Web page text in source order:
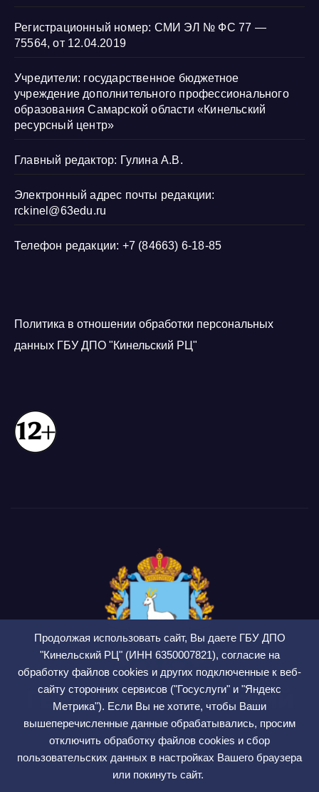
Продолжая использовать сайт, Вы даете ГБУ ДПО
"Кинельский РЦ" (ИНН 6350007821), согласие на
обработку файлов cookies и других подключенные к веб-
сайту сторонних сервисов ("Госуслуги" и "Яндекс
Метрика"). Если Вы не хотите, чтобы Ваши
вышеперечисленные данные обрабатывались, просим
отключить обработку файлов cookies и сбор
пользовательских данных в настройках Вашего браузера
или покинуть сайт.
Регистрационный номер: СМИ ЭЛ № ФС 77 —
75564, от 12.04.2019
Учредители: государственное бюджетное
учреждение дополнительного профессионального
образования Самарской области «Кинельский
ресурсный центр»
Главный редактор: Гулина А.В.
Электронный адрес почты редакции:
rckinel@63edu.ru
Телефон редакции: +7 (84663) 6-18-85
Политика в отношении обработки персональных
данных ГБУ ДПО "Кинельский РЦ"
ГБУ ДПО Кинельский
РЦ
СМИ ЭЛ № ФС 77 — 75564